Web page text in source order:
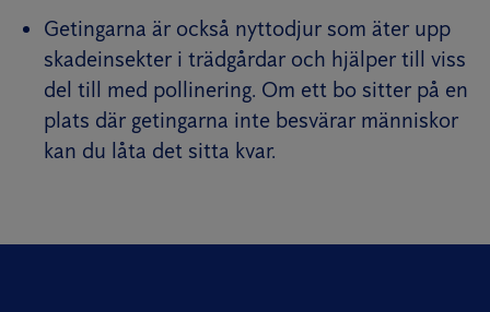
Getingarna är också nyttodjur som äter upp
skadeinsekter i trädgårdar och hjälper till viss
del till med pollinering. Om ett bo sitter på en
plats där getingarna inte besvärar människor
kan du låta det sitta kvar.